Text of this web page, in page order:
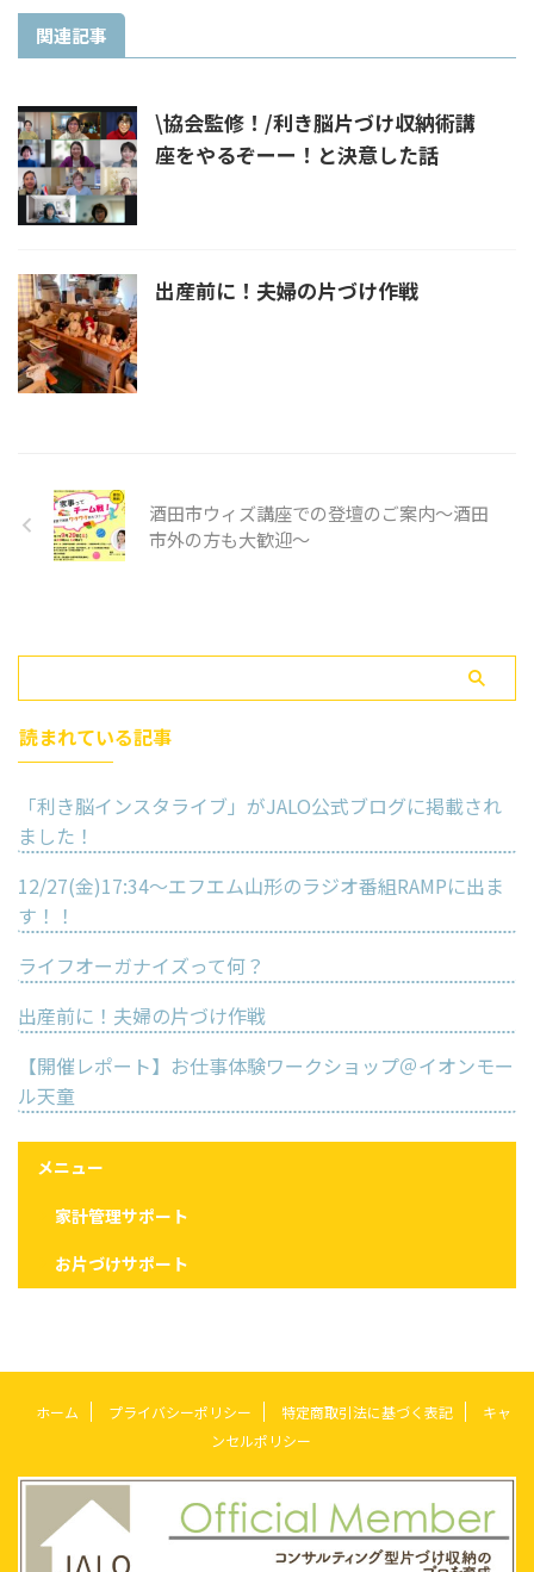
関連記事
\協会監修！/利き脳片づけ収納術講
座をやるぞーー！と決意した話
出産前に！夫婦の片づけ作戦
酒田市ウィズ講座での登壇のご案内～酒田
市外の方も大歓迎～
読まれている記事
「利き脳インスタライブ」がJALO公式ブログに掲載され
ました！
12/27(金)17:34〜エフエム山形のラジオ番組RAMPに出ま
す！！
ライフオーガナイズって何？
出産前に！夫婦の片づけ作戦
【開催レポート】お仕事体験ワークショップ＠イオンモー
ル天童
メニュー
家計管理サポート
お片づけサポート
ホーム プライバシーポリシー 特定商取引法に基づく表記
キャ
ンセルポリシー